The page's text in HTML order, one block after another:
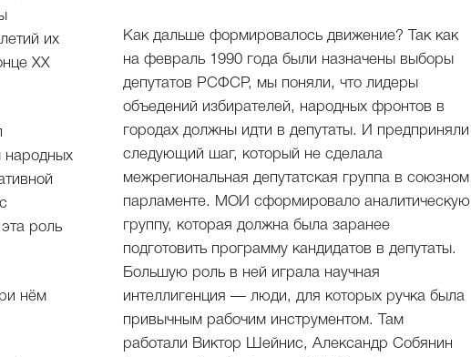
их
ХХ
народных
роль
нём
Как дальше формировалось движение? Так как
на февраль 1990 года были назначены выборы
депутатов РСФСР, мы поняли, что лидеры
объедений избирателей, народных фронтов в
городах должны идти в депутаты. И предприняли
следующий шаг, который не сделала
межрегиональная депутатская группа в союзном
парламенте. МОИ сформировало аналитическую
группу, которая должна была заранее
подготовить программу кандидатов в депутаты.
Большую роль в ней играла научная
интеллигенция — люди, для которых ручка была
привычным рабочим инструментом. Там
работали Виктор Шейнис, Александр Собянин